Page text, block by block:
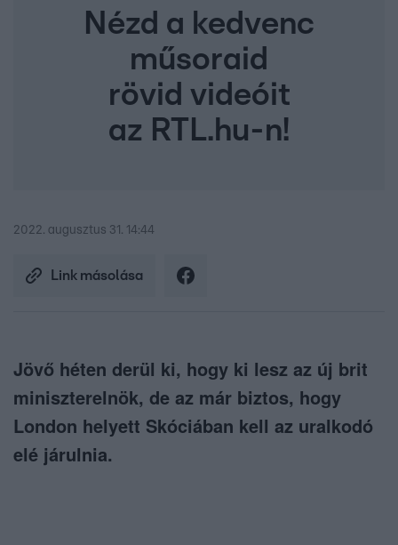
Nézd a kedvenc
műsoraid
rövid videóit
az RTL.hu-n!
2022. augusztus 31. 14:44
Link másolása
Jövő héten derül ki, hogy ki lesz az új brit
miniszterelnök, de az már biztos, hogy
London helyett Skóciában kell az uralkodó
elé járulnia.